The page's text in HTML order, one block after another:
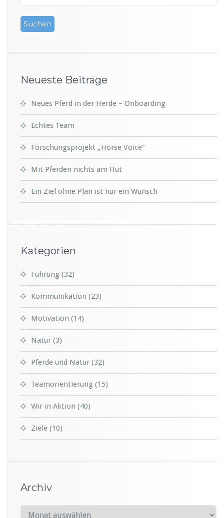
Neueste Beiträge
Neues Pferd in der Herde – Onboarding
Echtes Team
Forschungsprojekt „Horse Voice“
Mit Pferden nichts am Hut
Ein Ziel ohne Plan ist nur ein Wunsch
Kategorien
Führung (32)
Kommunikation (23)
Motivation (14)
Natur (3)
Pferde und Natur (32)
Teamorientierung (15)
Wir in Aktion (40)
Ziele (10)
Archiv